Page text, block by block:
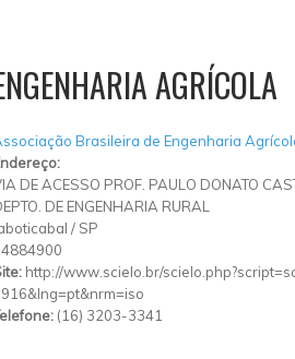
AGRÍCOLA
Brasileira de Engenharia
DE ACESSO PROF. PAULO DONATO
DE ENGENHARIA RURAL
/ SP
http://www.scielo.br/
(16) 3203-3341